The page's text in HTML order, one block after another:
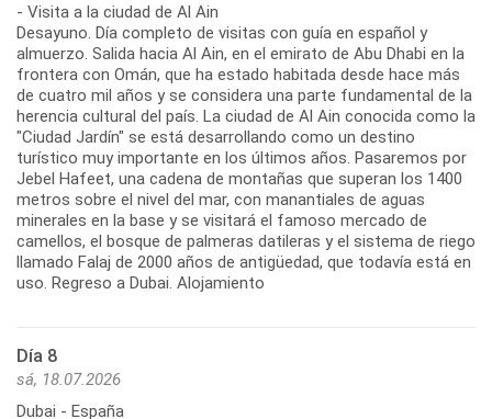
- Visita a la ciudad de Al Ain
Desayuno. Día completo de visitas con guía en español y
almuerzo. Salida hacia Al Ain, en el emirato de Abu Dhabi en la
frontera con Omán, que ha estado habitada desde hace más
de cuatro mil años y se considera una parte fundamental de la
herencia cultural del país. La ciudad de Al Ain conocida como la
"Ciudad Jardín" se está desarrollando como un destino
turístico muy importante en los últimos años. Pasaremos por
Jebel Hafeet, una cadena de montañas que superan los 1400
metros sobre el nivel del mar, con manantiales de aguas
minerales en la base y se visitará el famoso mercado de
camellos, el bosque de palmeras datileras y el sistema de riego
llamado Falaj de 2000 años de antigüedad, que todavía está en
uso. Regreso a Dubai. Alojamiento
Día 8
sá, 18.07.2026
Dubai - España